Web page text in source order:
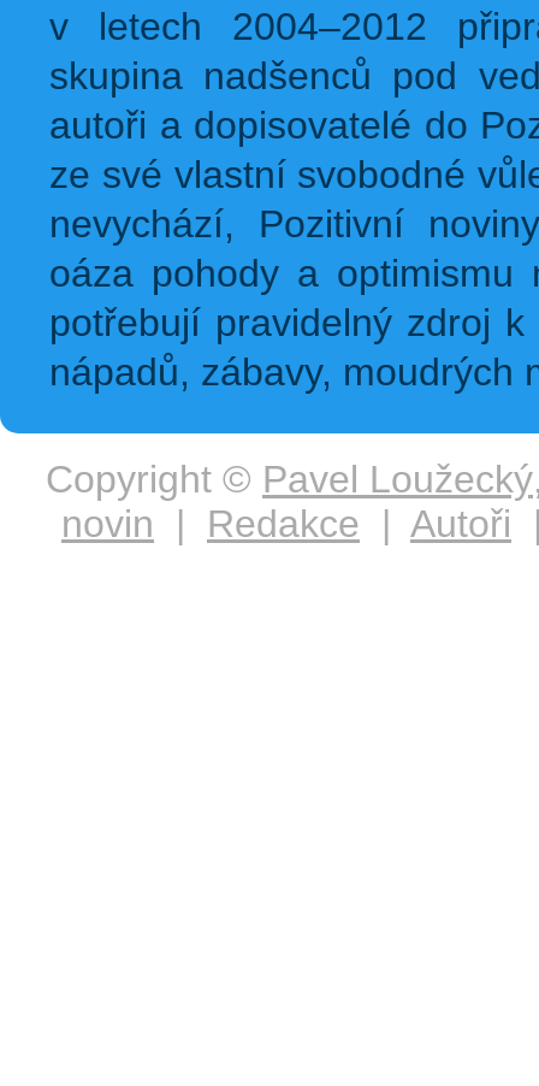
v letech 2004–2012
skupina nadšenců pod
autoři a dopisovatelé do
ze své vlastní svobodné
nevychází, Pozitivní
oáza pohody a
potřebují pravidelný zdroj
nápadů, zábavy, moudrých
Copyright © Pavel Loužecký
novin | Redakce | Autoři